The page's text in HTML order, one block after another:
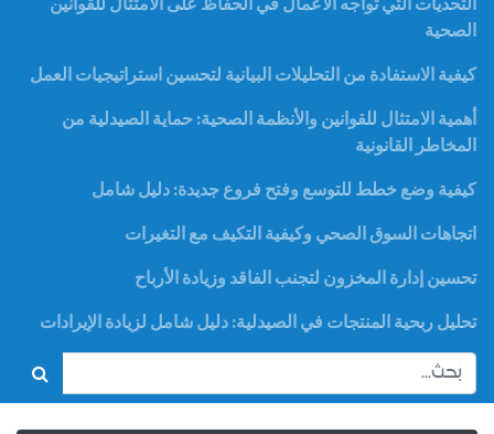
الصحية
كيفية الاستفادة من التحليلات البيانية لتحسين استراتيجيات العمل
أهمية الامتثال للقوانين والأنظمة الصحية: حماية الصيدلية من
المخاطر القانونية
كيفية وضع خطط للتوسع وفتح فروع جديدة: دليل شامل
اتجاهات السوق الصحي وكيفية التكيف مع التغيرات
تحسين إدارة المخزون لتجنب الفاقد وزيادة الأرباح
تحليل ربحية المنتجات في الصيدلية: دليل شامل لزيادة الإيرادات